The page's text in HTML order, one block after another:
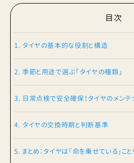
目次
1. タイヤの基本的な役割と構造
2. 季節と用途で選ぶ「タイヤの種類」
3. 日常点検で安全確保！タイヤのメンテ
4. タイヤの交換時期と判断基準
5. まとめ：タイヤは「命を乗せている」こ